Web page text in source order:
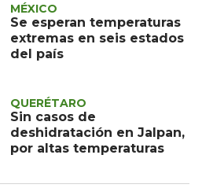
MÉXICO
Se esperan temperaturas
extremas en seis estados
del país
QUERÉTARO
Sin casos de
deshidratación en Jalpan,
por altas temperaturas